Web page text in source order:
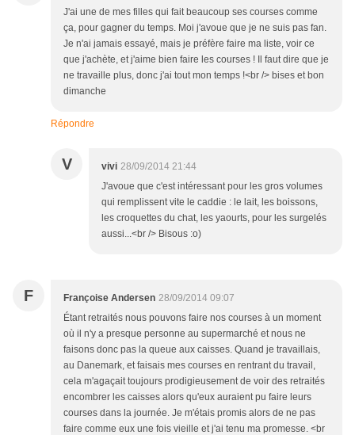
J'ai une de mes filles qui fait beaucoup ses courses comme
ça, pour gagner du temps. Moi j'avoue que je ne suis pas fan.
Je n'ai jamais essayé, mais je préfère faire ma liste, voir ce
que j'achète, et j'aime bien faire les courses ! Il faut dire que je
ne travaille plus, donc j'ai tout mon temps !<br /> bises et bon
dimanche
Répondre
V vivi 28/09/2014 21:44
J'avoue que c'est intéressant pour les gros volumes
qui remplissent vite le caddie : le lait, les boissons,
les croquettes du chat, les yaourts, pour les surgelés
aussi...<br /> Bisous :o)
F Françoise Andersen 28/09/2014 09:07
Étant retraités nous pouvons faire nos courses à un moment
où il n'y a presque personne au supermarché et nous ne
faisons donc pas la queue aux caisses. Quand je travaillais,
au Danemark, et faisais mes courses en rentrant du travail,
cela m'agaçait toujours prodigieusement de voir des retraités
encombrer les caisses alors qu'eux auraient pu faire leurs
courses dans la journée. Je m'étais promis alors de ne pas
faire comme eux une fois vieille et j'ai tenu ma promesse. <br